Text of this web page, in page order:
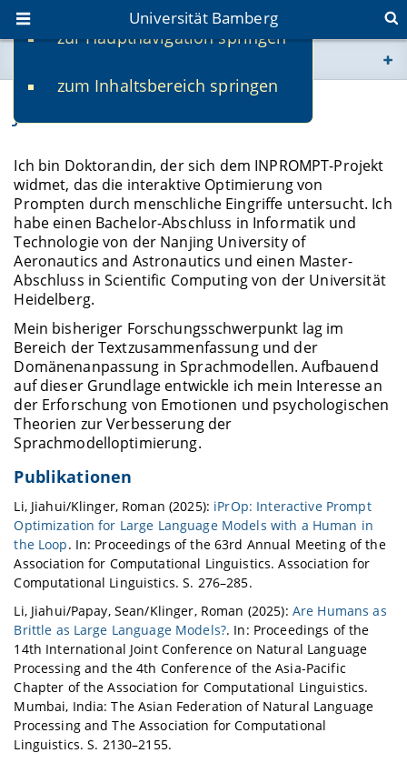
zur Hauptnavigation springen
zum Inhaltsbereich springen
Universität Bamberg
www.uni-bamberg.de
fis.uni-bamberg.de
Jiahui Li
Ich bin Doktorandin, der sich dem INPROMPT-Projekt
widmet, das die interaktive Optimierung von
Prompten durch menschliche Eingriffe untersucht. Ich
habe einen Bachelor-Abschluss in Informatik und
Technologie von der Nanjing University of
Aeronautics and Astronautics und einen Master-
Abschluss in Scientific Computing von der Universität
Heidelberg.
Mein bisheriger Forschungsschwerpunkt lag im
Bereich der Textzusammenfassung und der
Domänenanpassung in Sprachmodellen. Aufbauend
auf dieser Grundlage entwickle ich mein Interesse an
der Erforschung von Emotionen und psychologischen
Theorien zur Verbesserung der
Sprachmodelloptimierung.
Publikationen
Li, Jiahui/Klinger, Roman (2025): iPrOp: Interactive Prompt
Optimization for Large Language Models with a Human in
the Loop. In: Proceedings of the 63rd Annual Meeting of the
Association for Computational Linguistics. Association for
Computational Linguistics. S. 276–285.
Li, Jiahui/Papay, Sean/Klinger, Roman (2025): Are Humans as
Brittle as Large Language Models?. In: Proceedings of the
14th International Joint Conference on Natural Language
Processing and the 4th Conference of the Asia-Pacific
Chapter of the Association for Computational Linguistics.
Mumbai, India: The Asian Federation of Natural Language
Processing and The Association for Computational
Linguistics. S. 2130–2155.